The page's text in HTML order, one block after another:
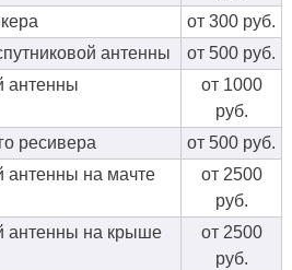
от 300 руб.
антенны
от 500 руб.
антенны
от 1000
руб.
ресивера
от 500 руб.
антенны на мачте
от 2500
руб.
антенны на крыше
от 2500
руб.